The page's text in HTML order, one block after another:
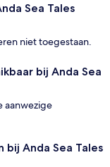
Sea Tales
niet toegestaan.
bij Anda Sea
aanwezige
Anda Sea Tales